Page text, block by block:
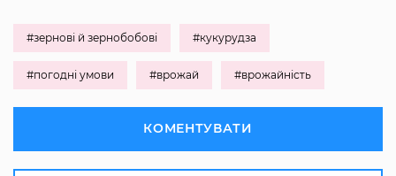
#зернові й зернобобові #кукурудза
#погодні умови #врожай #врожайність
КОМЕНТУВАТИ